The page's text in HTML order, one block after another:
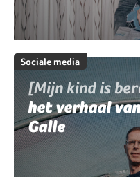
Sociale media
[Mijn kind is
het verhaal
Galle